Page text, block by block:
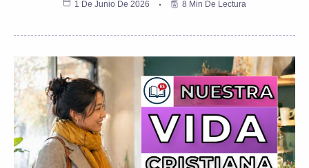
1 De Junio De 2026 8 Min De Lectura